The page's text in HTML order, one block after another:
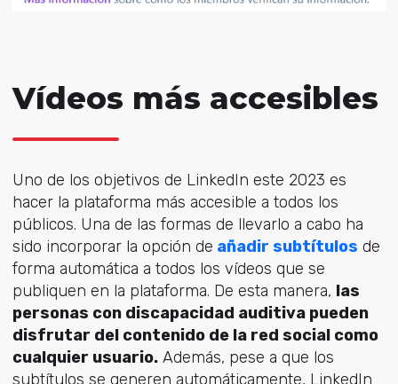
Vídeos más accesibles
Uno de los objetivos de LinkedIn este 2023 es
hacer la plataforma más accesible a todos los
públicos. Una de las formas de llevarlo a cabo ha
sido incorporar la opción de añadir subtítulos de
forma automática a todos los vídeos que se
publiquen en la plataforma. De esta manera, las
personas con discapacidad auditiva pueden
disfrutar del contenido de la red social como
cualquier usuario.Además, pese a que los
subtítulos se generen automáticamente, LinkedIn